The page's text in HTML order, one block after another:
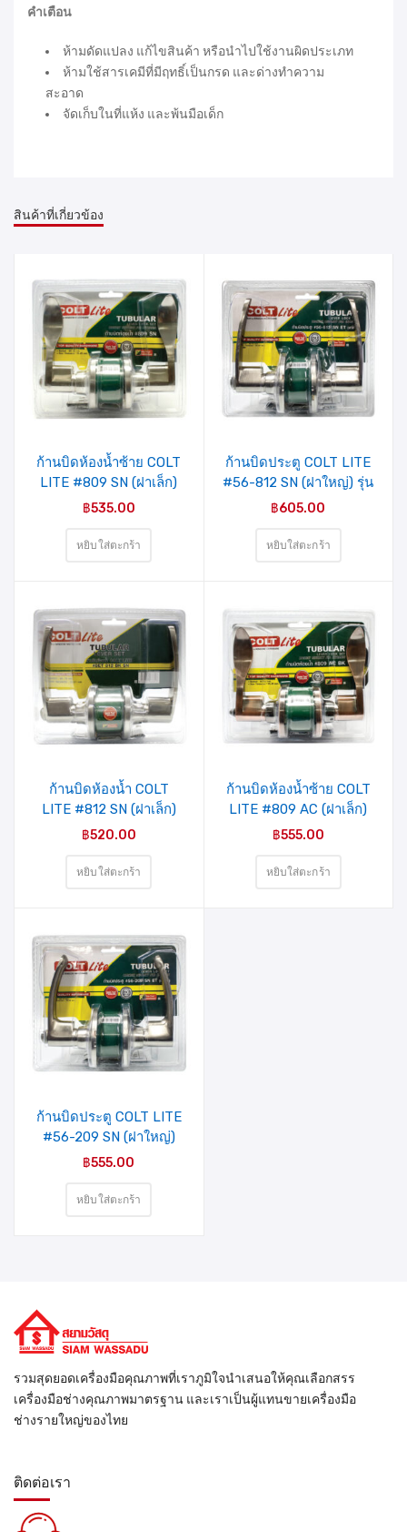
คำเตือน
ห้ามดัดแปลง แก้ไขสินค้า หรือนำไปใช้งานผิดประเภท
ห้ามใช้สารเคมีที่มีฤทธิ์เป็นกรด และด่างทำความ
สะอาด
จัดเก็บในที่แห้ง และพ้นมือเด็ก
สินค้าที่เกี่ยวข้อง
รายการ
สินค้าที่
ชอบ
ก้านบิดห้องน้ำซ้าย COLT
LITE #809 SN (ฝาเล็ก)
รุ่นแผง
฿535.00
หยิบใส่ตะกร้า
รายการ
สินค้าที่
ชอบ
ก้านบิดประตู COLT LITE
#56-812 SN (ฝาใหญ่) รุ่น
แผง
฿605.00
หยิบใส่ตะกร้า
รายการ
สินค้าที่
ชอบ
ก้านบิดห้องน้ำ COLT
LITE #812 SN (ฝาเล็ก)
รุ่นแผง
฿520.00
หยิบใส่ตะกร้า
รายการ
สินค้าที่
ชอบ
ก้านบิดห้องน้ำซ้าย COLT
LITE #809 AC (ฝาเล็ก)
รุ่นแผง
฿555.00
หยิบใส่ตะกร้า
รายการ
สินค้าที่
ชอบ
ก้านบิดประตู COLT LITE
#56-209 SN (ฝาใหญ่)
รุ่นแผง
฿555.00
หยิบใส่ตะกร้า
รวมสุดยอดเครื่องมือคุณภาพที่เราภูมิใจนำเสนอให้คุณเลือกสรร
เครื่องมือช่างคุณภาพมาตรฐาน และเราเป็นผู้แทนขายเครื่องมือ
ช่างรายใหญ่ของไทย
ติดต่อเรา